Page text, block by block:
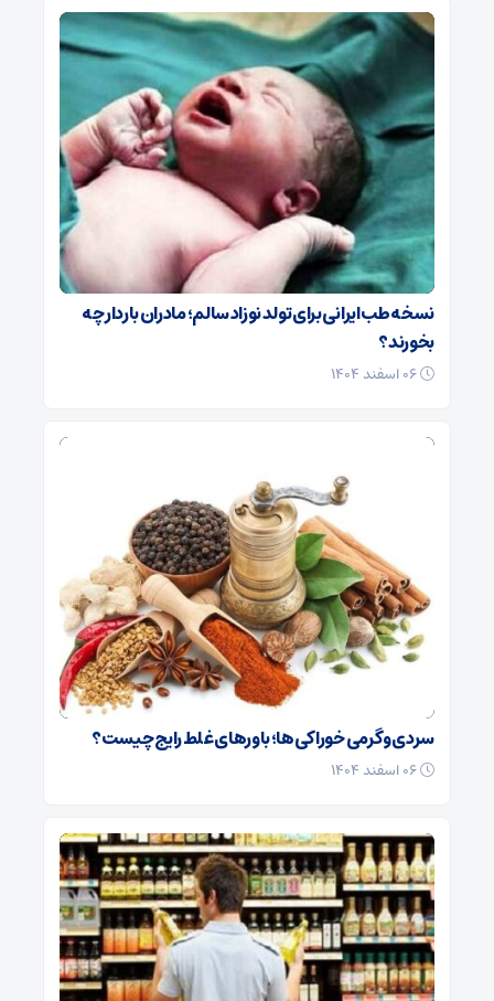
نسخه طب ایرانی برای تولد نوزاد سالم؛ مادران باردار چه
بخورند؟
سردی و گرمی خوراکی‌ها؛ باورهای غلط رایج چیست؟